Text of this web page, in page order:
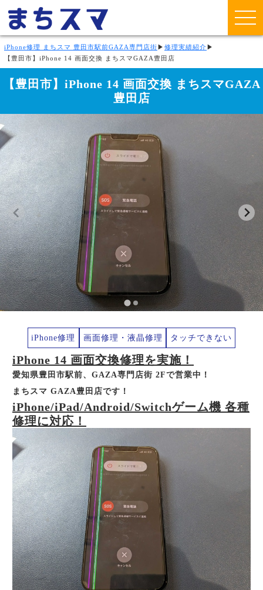
iPhone修理 まちスマ 豊田市駅前GAZA専門店街 ▶ 修理実績紹介 ▶
【豊田市】iPhone 14 画面交換 まちスマGAZA豊田店
【豊田市】iPhone 14 画面交換 まちスマGAZA
豊田店
iPhone修理 画面修理・液晶修理 タッチできない
iPhone 14 画面交換修理を実施！
愛知県豊田市駅前、GAZA専門店街 2Fで営業中！
まちスマ GAZA豊田店です！
iPhone/iPad/Android/Switchゲーム機 各種
修理に対応！